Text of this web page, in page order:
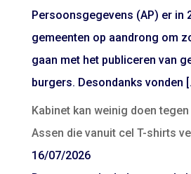
Persoonsgegevens (AP) er in
gemeenten op aandrong om
gaan met het publiceren van
burgers. Desondanks vonden
Kabinet kan weinig doen
Assen die vanuit cel T-shirts
16/07/2026